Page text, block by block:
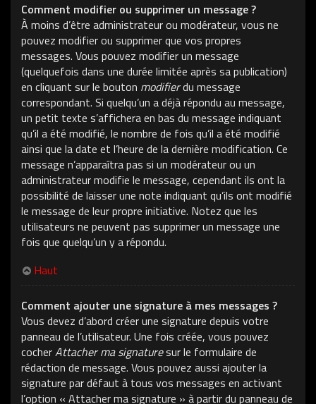
Comment modifier ou supprimer un message ?
À moins d’être administrateur ou modérateur, vous ne
pouvez modifier ou supprimer que vos propres
messages. Vous pouvez modifier un message
(quelquefois dans une durée limitée après sa publication)
en cliquant sur le bouton modifierdu message
correspondant. Si quelqu’un a déjà répondu au message,
un petit texte s’affichera en bas du message indiquant
qu’il a été modifié, le nombre de fois qu’il a été modifié
ainsi que la date et l’heure de la dernière modification. Ce
message n’apparaîtra pas si un modérateur ou un
administrateur modifie le message, cependant ils ont la
possibilité de laisser une note indiquant qu’ils ont modifié
le message de leur propre initiative. Notez que les
utilisateurs ne peuvent pas supprimer un message une
fois que quelqu’un y a répondu.
Haut
Comment ajouter une signature à mes messages ?
Vous devez d’abord créer une signature depuis votre
panneau de l’utilisateur. Une fois créée, vous pouvez
cocherAttacher ma signaturesur le formulaire de
rédaction de message. Vous pouvez aussi ajouter la
signature par défaut à tous vos messages en activant
l’option « Attacher ma signature » à partir du panneau de